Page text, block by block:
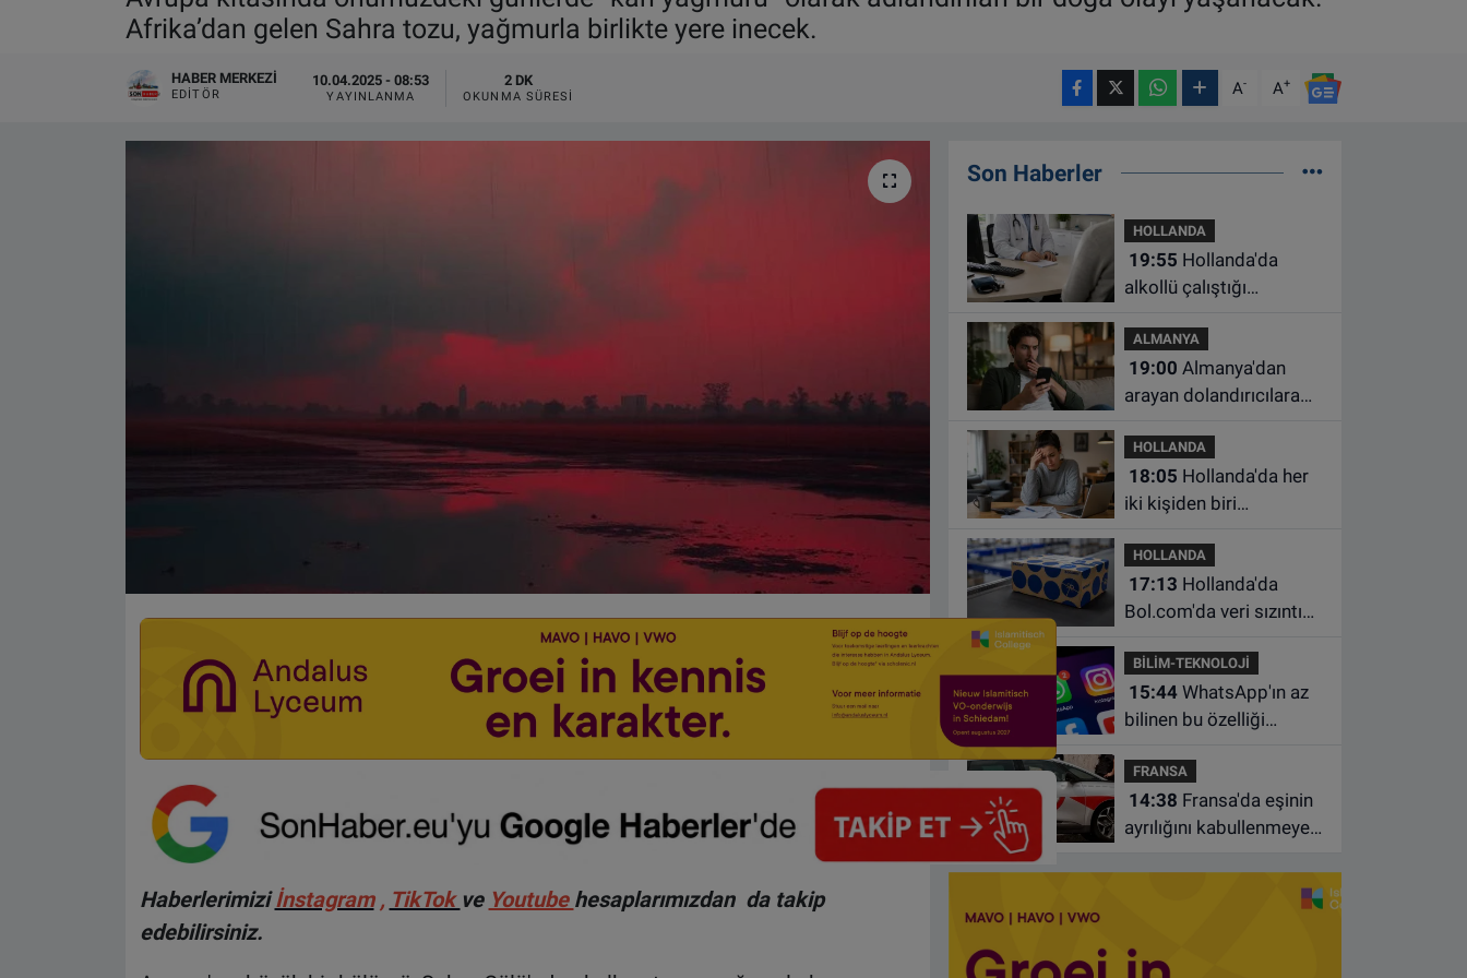
Afrika’dan gelen Sahra tozu, yağmurla birlikte yere inecek.
HABER MERKEZI
EDITÖR
10.04.2025 - 08:53
YAYINLANMA
2 DK
OKUNMA SÜRESI A- A+
Haberlerimiziİnstagram , TikTok ve Youtube hesaplarımızdan da takip
edebilirsiniz.
Son Haberler
HOLLANDA
19:55
alkollü çalıştığı
çalışma yasağı
ALMANYA
19:00
arayan dolandırıcılara
HOLLANDA
18:05
iki kişiden biri
HOLLANDA
17:13
Bol.com'da veri sızıntısı:
geçirilmiş olabilir
BİLİM-TEKNOLOJİ
15:44WhatsApp'ın az
bilinen bu özelliği
hale getiriyor
FRANSA
14:38
ayrılığını kabullenmeyen
VIDEO GALERİ
ALGEMENE VOORWAARDEN